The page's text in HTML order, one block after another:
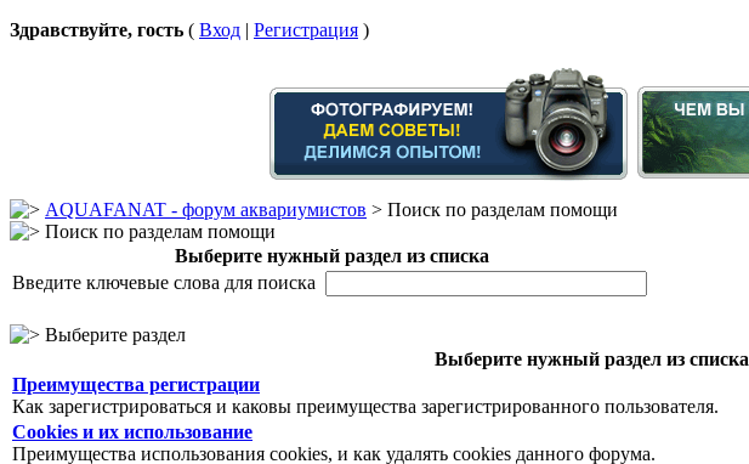
Здравствуйте, гость ( Вход | Регистрация )
AQUAFANAT - форум аквариумистов > Поиск по разделам помощи
Поиск по разделам помощи
Выберите нужный раздел из списка
Введите ключевые слова для поиска
Выберите раздел
Выберите нужный раздел из списка
Преимущества регистрации
Как зарегистрироваться и каковы преимущества зарегистрированного пользователя.
Cookies и их использование
Преимущества использования cookies, и как удалять cookies данного форума.